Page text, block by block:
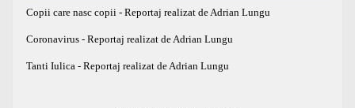
Copii care nasc copii - Reportaj realizat de Adrian Lungu
Coronavirus - Reportaj realizat de Adrian Lungu
Tanti Iulica - Reportaj realizat de Adrian Lungu